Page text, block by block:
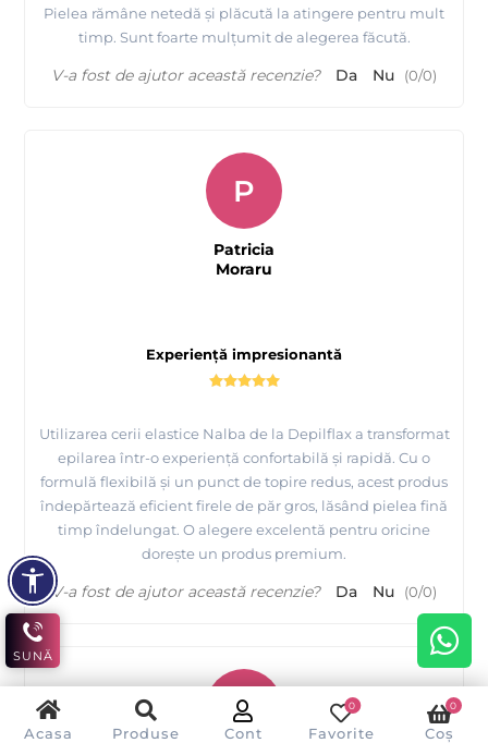
Acasa Produse Cont Favorite
0
Coș
0
Pielea rămâne netedă și plăcută la atingere pentru mult
timp. Sunt foarte mulțumit de alegerea făcută.
V-a fost de ajutor această recenzie? Da Nu (0/0)
Experiență impresionantă
Utilizarea cerii elastice Nalba de la Depilflax a transformat
epilarea într-o experiență confortabilă și rapidă. Cu o
formulă flexibilă și un punct de topire redus, acest produs
îndepărtează eficient firele de păr gros, lăsând pielea fină
timp îndelungat. O alegere excelentă pentru oricine
dorește un produs premium.
P
Patricia
Moraru
V-a fost de ajutor această recenzie? Da Nu (0/0)
B
SUNĂ